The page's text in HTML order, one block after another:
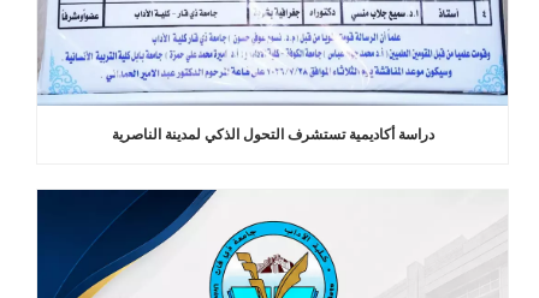
دراسة أكاديمية تستشرف التحول الذكي لمدينة الناصرية